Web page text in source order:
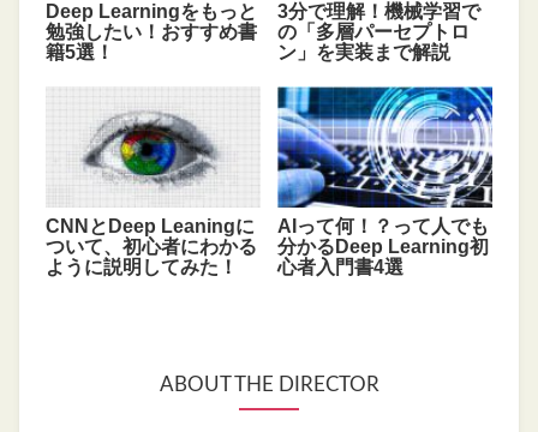
Deep Learningをもっと
勉強したい！おすすめ書
籍5選！
3分で理解！機械学習で
の「多層パーセプトロ
ン」を実装まで解説
CNNとDeep Leaningに
ついて、初心者にわかる
ように説明してみた！
AIって何！？って人でも
分かるDeep Learning初
心者入門書4選
ABOUT THE DIRECTOR